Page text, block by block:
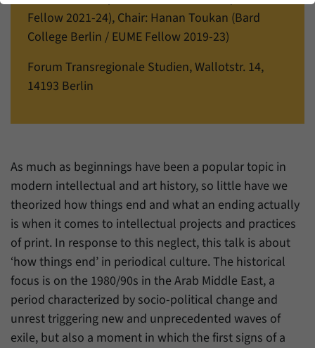
Fellow 2021-24), Chair: Hanan Toukan (Bard
College Berlin / EUME Fellow 2019-23)
Forum Transregionale Studien, Wallotstr. 14,
14193 Berlin
As much as beginnings have been a popular topic in
modern intellectual and art history, so little have we
theorized how things end and what an ending actually
is when it comes to intellectual projects and practices
of print. In response to this neglect, this talk is about
‘how things end’ in periodical culture. The historical
focus is on the 1980/90s in the Arab Middle East, a
period characterized by socio-political change and
unrest triggering new and unprecedented waves of
exile, but also a moment in which the first signs of a
einwandfrei funktioniert.
Name cookie_optin
Anbieter Forum Transregionale Studien e.V.
Dieses Cookie wird verwendet, um Ihre
speichern.
Name SgCookieOptin.lastPreferences
Anbieter Forum Transregionale Studien e.V.
Laufzeit 1 Jahr
Zweck
Dieser Wert speichert Ihre Consent-
Einstellungen. Unter anderem eine zufällig
generierte ID, für die historische Speicherung
Ihrer vorgenommen Einstellungen, falls der
Cookie-Informationen anzeigen
Statistiken
Mit diesen Cookies können wir Statistiken über die Nutzung der
wir auf der Plattform Matomo. Sie stehen nur dem Forum
Name _pk_id
Anbieter Matomo
Laufzeit 13 Monate
Zweck
Mit diesem Cookie können wir Informationen
über Benutzer unserer Internetseite
speichern, zum Beispiel die Besucher-ID.
Cookie-Informationen anzeigen